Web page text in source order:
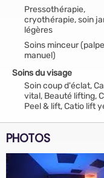
Pressothérapie,
cryothérapie, soin
légères
Soins minceur
manuel)
Soins du visage
Soin coup d'éclat,
vital, Beauté lifting,
Peel & lift, Catio lift
PHOTOS